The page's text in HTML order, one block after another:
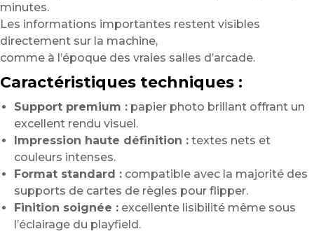
minutes.
Les informations importantes restent visibles
directement sur la machine,
comme à l’époque des vraies salles d’arcade.
Caractéristiques techniques :
Support premium : papier photo brillant offrant un
excellent rendu visuel.
Impression haute définition : textes nets et
couleurs intenses.
Format standard : compatible avec la majorité des
supports de cartes de règles pour flipper.
Finition soignée : excellente lisibilité même sous
l’éclairage du playfield.